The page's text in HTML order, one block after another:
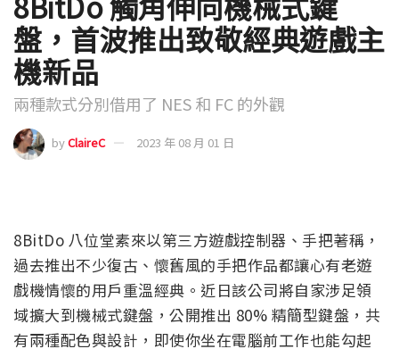
盤，首波推出致敬經典遊戲主
機新品
兩種款式分別借用了 NES 和 FC 的外觀
byClaireC 2023 年 08 月 01 日
8BitDo 八位堂素來以第三方遊戲控制器、手把著稱，
過去推出不少復古、懷舊風的手把作品都讓心有老遊
戲機情懷的用戶重溫經典。近日該公司將自家涉足領
域擴大到機械式鍵盤，公開推出 80% 精簡型鍵盤，共
有兩種配色與設計，即使你坐在電腦前工作也能勾起